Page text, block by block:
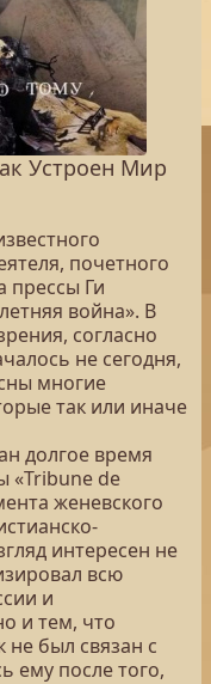
Устроен Мир
почетного
прессы Ги
война». В
согласно
не сегодня,
многие
так или иначе
долгое время
«Tribune de
женевского
интересен не
всю
и
и тем, что
не был связан с
ему после того,